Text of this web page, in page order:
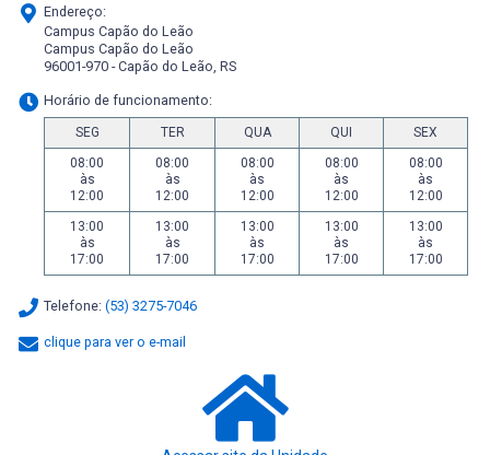
Endereço:
Campus Capão do Leão
Campus Capão do Leão
96001-970 - Capão do Leão, RS
Horário de funcionamento:
SEG TER QUA QUI
SEX
08:00
às
12:00
08:00
às
12:00
08:00
às
12:00
08:00
às
12:00
08:00
às
12:00
13:00
às
17:00
13:00
às
17:00
13:00
às
17:00
13:00
às
17:00
13:00
às
17:00
Telefone: (53) 3275-7046
clique para ver o e-mail